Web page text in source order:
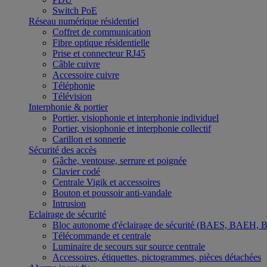
Switch PoE
Réseau numérique résidentiel
Coffret de communication
Fibre optique résidentielle
Prise et connecteur RJ45
Câble cuivre
Accessoire cuivre
Téléphonie
Télévision
Interphonie & portier
Portier, visiophonie et interphonie individuel
Portier, visiophonie et interphonie collectif
Carillon et sonnerie
Sécurité des accès
Gâche, ventouse, serrure et poignée
Clavier codé
Centrale Vigik et accessoires
Bouton et poussoir anti-vandale
Intrusion
Eclairage de sécurité
Bloc autonome d'éclairage de sécurité (BAES,
Télécommande et centrale
Luminaire de secours sur source centrale
Accessoires, étiquettes, pictogrammes, pièces détachées